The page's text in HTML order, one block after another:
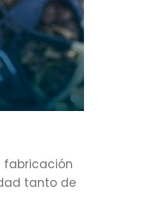
fabricación
tanto de